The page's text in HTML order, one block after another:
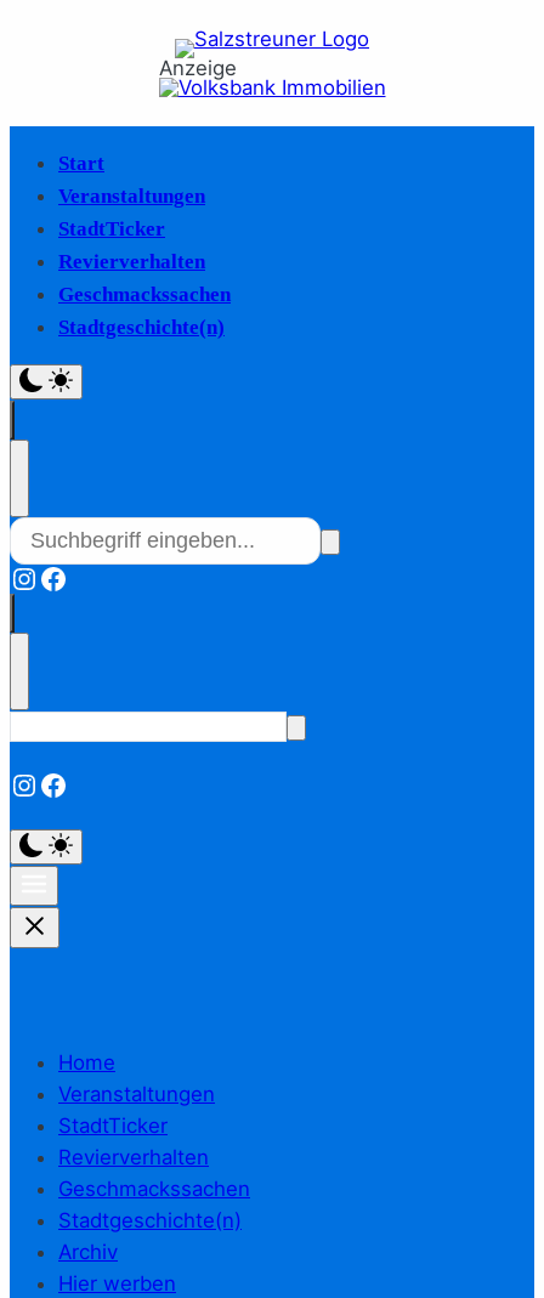
Anzeige
Start
Veranstaltungen
StadtTicker
Revierverhalten
Geschmackssachen
Stadtgeschichte(n)
Instagram
Facebook
Instagram
Facebook
Home
Veranstaltungen
StadtTicker
Revierverhalten
Geschmackssachen
Stadtgeschichte(n)
Archiv
Hier werben